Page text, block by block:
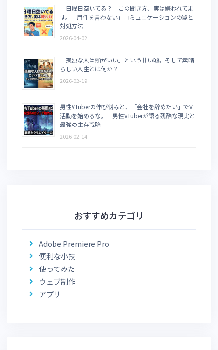
「日曜日空いてる？」この聞き方、実は嫌われてま
す。「用件を言わない」コミュニケーションの罠と
対処方法
2026-04-02
「孤独な人は頭がいい」という甘い嘘。そして素晴
らしい人生とは何か？
2026-02-19
男性VTuberの伸び悩みと、「会社を辞めたい」でV
活動を始めるな。一男性VTuberが語る残酷な現実と
最強の生存戦略
2026-02-14
おすすめカテゴリ
Adobe Premiere Pro
便利な小技
使ってみた
ウェブ制作
アプリ